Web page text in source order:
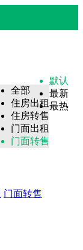
全部
住房出租
住房转售
门面出租
门面转售
默认
最新
最热
门面转售